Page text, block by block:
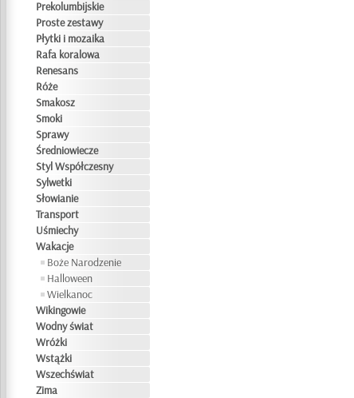
Prekolumbijskie
Proste zestawy
Płytki i mozaika
Rafa koralowa
Renesans
Róże
Smakosz
Smoki
Sprawy
Średniowiecze
Styl Współczesny
Sylwetki
Słowianie
Transport
Uśmiechy
Wakacje
Boże Narodzenie
Halloween
Wielkanoc
Wikingowie
Wodny świat
Wróżki
Wstążki
Wszechświat
Zima